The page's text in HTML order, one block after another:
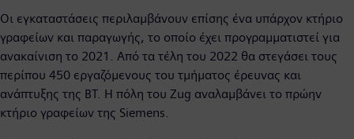
Οι εγκαταστάσεις περιλαμβάνουν επίσης ένα υπάρχον κτήριο
γραφείων και παραγωγής, το οποίο έχει προγραμματιστεί για
ανακαίνιση το 2021. Από τα τέλη του 2022 θα στεγάσει τους
περίπου 450 εργαζόμενους του τμήματος έρευνας και
ανάπτυξης της BT. Η πόλη του Zug αναλαμβάνει το πρώην
κτήριο γραφείων της Siemens.